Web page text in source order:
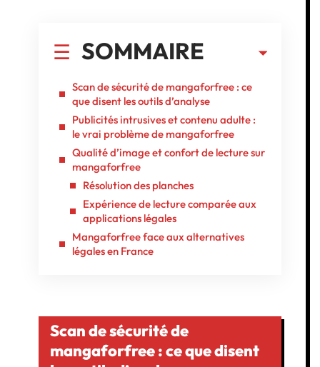
SOMMAIRE
Scan de sécurité de mangaforfree : ce
que disent les outils d’analyse
Publicités intrusives et contenu adulte :
le vrai problème de mangaforfree
Qualité d’image et confort de lecture sur
mangaforfree
Résolution des planches
Expérience de lecture comparée aux
applications légales
Mangaforfree face aux alternatives
légales en France
Scan de sécurité de
mangaforfree : ce que disent